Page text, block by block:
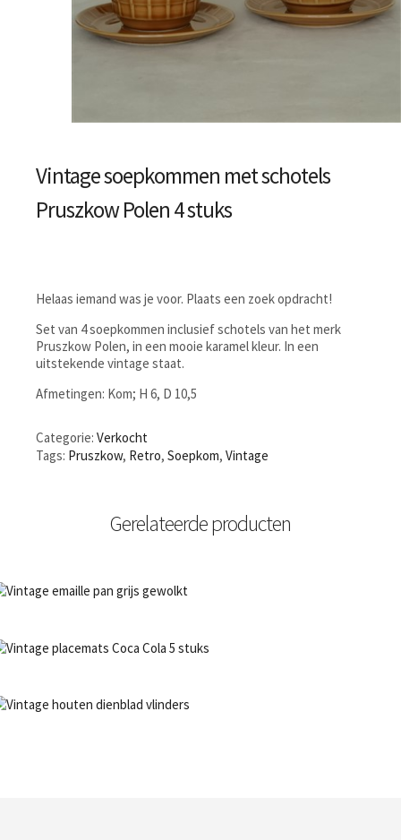
Vintage soepkommen met schotels
Pruszkow Polen 4 stuks
Helaas iemand was je voor. Plaats een zoek opdracht!
Set van 4 soepkommen inclusief schotels van het merk
Pruszkow Polen, in een mooie karamel kleur. In een
uitstekende vintage staat.
Afmetingen: Kom; H 6, D 10,5
Categorie: Verkocht
Tags: Pruszkow, Retro, Soepkom, Vintage
Gerelateerde producten